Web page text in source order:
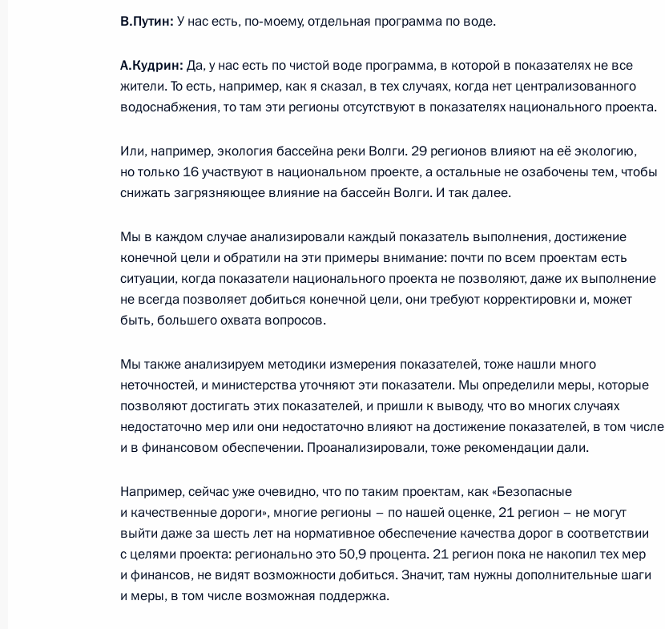
Совещание с постоянными членами Совета Безопасности
12 декабря 2019 года, 20:45 Московская область, Ново-Огарёво
12 декабря 2019 года, 15:30
11 декабря 2019 года, среда
Встреча с лидером ЛДПР Владимиром Жириновским
11 декабря 2019 года, 22:30 Москва, Кремль
Встреча с главой Счётной палаты Алексеем Кудриным
11 декабря 2019 года, 21:30 Москва, Кремль
11 декабря 2019 года, 18:15 Москва, Кремль
Заседание Российского организационного комитета «Победа»
11 декабря 2019 года, 17:30 Москва, Кремль
14
В.Путин: У нас есть, по‑моему, отдельная программа по воде.
А.Кудрин: Да, у нас есть по чистой воде программа, в которой в показателях не все
жители. То есть, например, как я сказал, в тех случаях, когда нет централизованного
водоснабжения, то там эти регионы отсутствуют в показателях национального проекта.
Или, например, экология бассейна реки Волги. 29 регионов влияют на её экологию,
но только 16 участвуют в национальном проекте, а остальные не озабочены тем, чтобы
снижать загрязняющее влияние на бассейн Волги. И так далее.
Мы в каждом случае анализировали каждый показатель выполнения, достижение
конечной цели и обратили на эти примеры внимание: почти по всем проектам есть
ситуации, когда показатели национального проекта не позволяют, даже их выполнение
не всегда позволяет добиться конечной цели, они требуют корректировки и, может
быть, большего охвата вопросов.
Мы также анализируем методики измерения показателей, тоже нашли много
неточностей, и министерства уточняют эти показатели. Мы определили меры, которые
позволяют достигать этих показателей, и пришли к выводу, что во многих случаях
недостаточно мер или они недостаточно влияют на достижение показателей, в том числе
и в финансовом обеспечении. Проанализировали, тоже рекомендации дали.
Например, сейчас уже очевидно, что по таким проектам, как «Безопасные
и качественные дороги», многие регионы – по нашей оценке, 21 регион – не могут
выйти даже за шесть лет на нормативное обеспечение качества дорог в соответствии
с целями проекта: регионально это 50,9 процента. 21 регион пока не накопил тех мер
и финансов, не видят возможности добиться. Значит, там нужны дополнительные шаги
и меры, в том числе возможная поддержка.